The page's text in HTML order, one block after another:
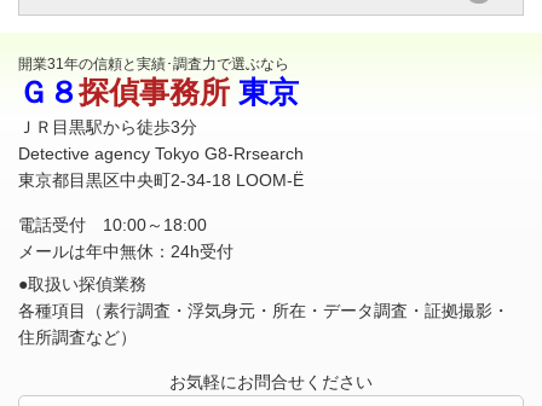
開業31年の信頼と実績･調査力で選ぶなら
Ｇ８探偵事務所 東京
ＪＲ目黒駅から徒歩3分
Detective agency Tokyo G8-Rrsearch
東京都目黒区中央町2-34-18 LOOM-Ë
電話受付 10:00～18:00
メールは年中無休：24h受付
●取扱い探偵業務
各種項目（素行調査・浮気身元・所在・ データ調査 ・証拠撮影・
住所調査など）
お気軽にお問合せください